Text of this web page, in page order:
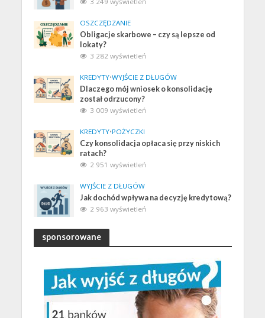
OSZCZĘDZANIE
Obligacje skarbowe – czy są lepsze od
lokaty?
3 282 wyświetleń
KREDYTY•WYJŚCIE Z DŁUGÓW
Dlaczego mój wniosek o konsolidację
został odrzucony?
3 009 wyświetleń
KREDYTY•POŻYCZKI
Czy konsolidacja opłaca się przy niskich
ratach?
2 951 wyświetleń
WYJŚCIE Z DŁUGÓW
Jak dochód wpływa na decyzję kredytową?
2 963 wyświetleń
sponsorowane